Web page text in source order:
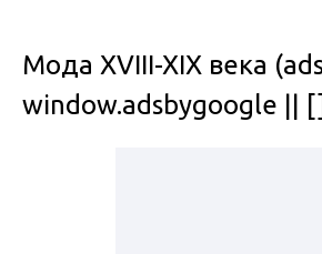
Мода XVIII-XIX века
window.adsbygoogle ||